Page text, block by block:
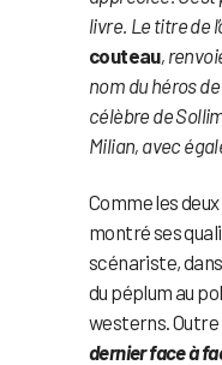
livre. Le titre de
couteau,
nom du héros de
célèbre de
Milian, avec
Comme les
montré ses
scénariste,
du péplum au
westerns. Outre
dernier face à